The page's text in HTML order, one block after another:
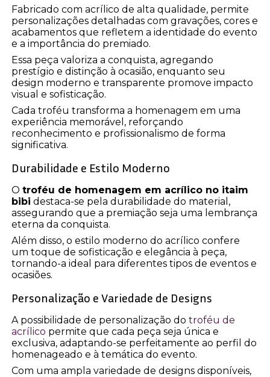
Fabricado com acrílico de alta qualidade, permite
personalizações detalhadas com gravações, cores e
acabamentos que refletem a identidade do evento
e a importância do premiado.
Essa peça valoriza a conquista, agregando
prestígio e distinção à ocasião, enquanto seu
design moderno e transparente promove impacto
visual e sofisticação.
Cada troféu transforma a homenagem em uma
experiência memorável, reforçando
reconhecimento e profissionalismo de forma
significativa.
Durabilidade e Estilo Moderno
Otroféu de homenagem em acrílico no itaim
bibi destaca-se pela durabilidade do material,
assegurando que a premiação seja uma lembrança
eterna da conquista.
Além disso, o estilo moderno do acrílico confere
um toque de sofisticação e elegância à peça,
tornando-a ideal para diferentes tipos de eventos e
ocasiões.
Personalização e Variedade de Designs
A possibilidade de personalização dotroféu de
acrílico permite que cada peça seja única e
exclusiva, adaptando-se perfeitamente ao perfil do
homenageado e à temática do evento.
Com uma ampla variedade de designs disponíveis,